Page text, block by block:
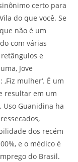
certo para
do que você. Se
não é um
com várias
e
Jove
mulher‘. É um
resultar em um
Guanidina ha
dos recém
e o médico é
do Brasil.